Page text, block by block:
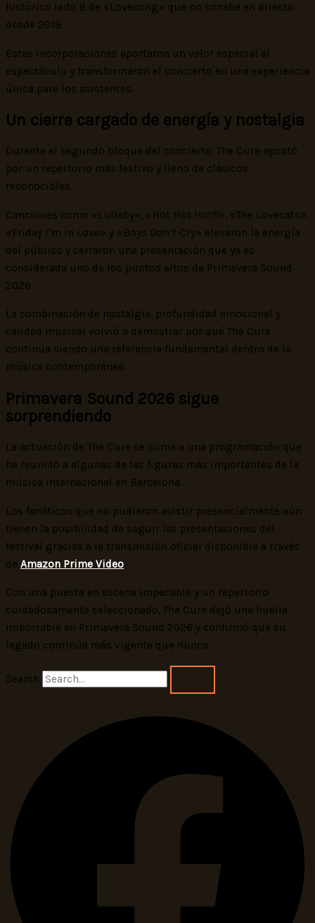
histórico lado B de «Lovesong» que no sonaba en directo
desde 2019.
Estas incorporaciones aportaron un valor especial al
espectáculo y transformaron el concierto en una experiencia
única para los asistentes.
Un cierre cargado de energía y nostalgia
Durante el segundo bloque del concierto, The Cure apostó
por un repertorio más festivo y lleno de clásicos
reconocibles.
Canciones como «Lullaby», «Hot Hot Hot!!!», «The Lovecats»,
«Friday I’m in Love» y «Boys Don’t Cry» elevaron la energía
del público y cerraron una presentación que ya es
considerada uno de los puntos altos de Primavera Sound
2026.
La combinación de nostalgia, profundidad emocional y
calidad musical volvió a demostrar por qué The Cure
continúa siendo una referencia fundamental dentro de la
música contemporánea.
Primavera Sound 2026 sigue
sorprendiendo
La actuación de The Cure se suma a una programación que
ha reunido a algunas de las figuras más importantes de la
música internacional en Barcelona.
Los fanáticos que no pudieron asistir presencialmente aún
tienen la posibilidad de seguir las presentaciones del
festival gracias a la transmisión oficial disponible a través
de Amazon Prime Video
Con una puesta en escena impecable y un repertorio
cuidadosamente seleccionado, The Cure dejó una huella
imborrable en Primavera Sound 2026 y confirmó que su
legado continúa más vigente que nunca.
Search